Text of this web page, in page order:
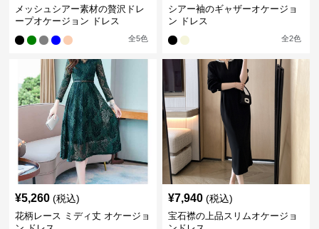
メッシュシアー素材の贅沢ドレ
ープオケージョン ドレス
全5色
シアー袖のギャザーオケージョ
ン ドレス
全2色
¥5,260 (税込)
花柄レース ミディ丈 オケージョ
¥7,940 (税込)
宝石襟の上品スリムオケージョ